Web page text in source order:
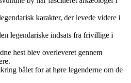
karakter, der levede videre i
legendariske indsats fra frivillige i
hest blev overleveret gennem
bålet for at høre legenderne om de